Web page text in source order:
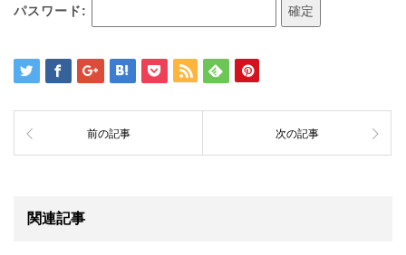
パスワード:
前の記事 次の記事
関連記事